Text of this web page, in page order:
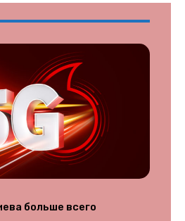
больше всего